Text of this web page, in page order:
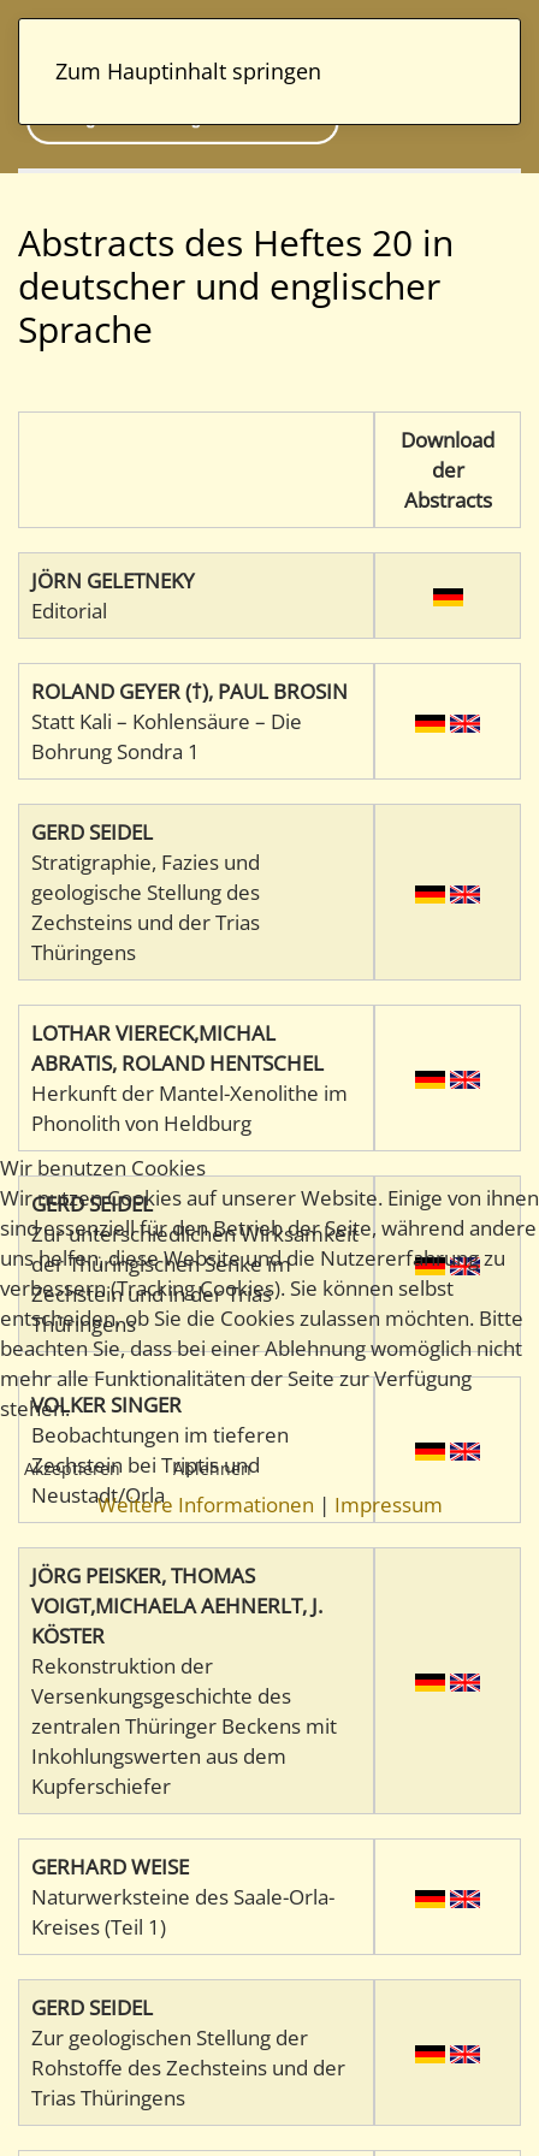
Zum Hauptinhalt springen
Abstracts des Heftes 20 in
deutscher und englischer
Sprache
Download
der
Abstracts
JÖRN GELETNEKY
Editorial
ROLAND GEYER (†), PAUL BROSIN
Statt Kali – Kohlensäure – Die
Bohrung Sondra 1
GERD SEIDEL
Stratigraphie, Fazies und
geologische Stellung des
Zechsteins und der Trias
Thüringens
LOTHAR VIERECK,MICHAL
ABRATIS, ROLAND HENTSCHEL
Herkunft der Mantel-Xenolithe im
Phonolith von Heldburg
GERD SEIDEL
Zur unterschiedlichen Wirksamkeit
der Thüringischen Senke im
Zechstein und in der Trias
Thüringens
VOLKER SINGER
Beobachtungen im tieferen
Zechstein bei Triptis und
Neustadt/Orla
JÖRG PEISKER, THOMAS
VOIGT,MICHAELA AEHNERLT, J.
KÖSTER
Rekonstruktion der
Versenkungsgeschichte des
zentralen Thüringer Beckens mit
Inkohlungswerten aus dem
Kupferschiefer
GERHARD WEISE
Naturwerksteine des Saale-Orla-
Kreises (Teil 1)
GERD SEIDEL
Zur geologischen Stellung der
Rohstoffe des Zechsteins und der
Trias Thüringens
Wir benutzen Cookies
Wir nutzen Cookies auf unserer Website. Einige von ihnen
sind essenziell für den Betrieb der Seite, während andere
uns helfen, diese Website und die Nutzererfahrung zu
verbessern (Tracking Cookies). Sie können selbst
entscheiden, ob Sie die Cookies zulassen möchten. Bitte
beachten Sie, dass bei einer Ablehnung womöglich nicht
mehr alle Funktionalitäten der Seite zur Verfügung
stehen.
Akzeptieren Ablehnen
Weitere Informationen | Impressum